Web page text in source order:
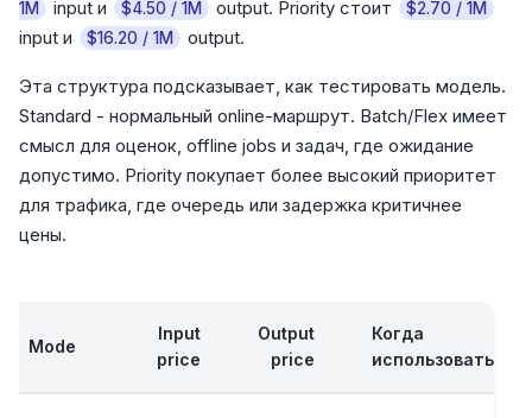
1M
input и $4.50 / 1M output. Priority стоит $2.70 / 1M
input и $16.20 / 1M output.
Эта структура подсказывает, как тестировать модель.
Standard - нормальный online-маршрут. Batch/Flex имеет
смысл для оценок, offline jobs и задач, где ожидание
допустимо. Priority покупает более высокий приоритет
для трафика, где очередь или задержка критичнее
цены.
Mode
Input
price
Output
price
Когда
использовать